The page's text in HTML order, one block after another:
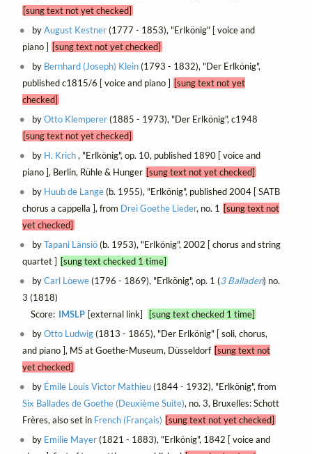
[sung text not yet checked]
byAugust Kestner(1777 - 1853), "Erlkönig" [ voice and
piano ] [sung text not yet checked]
by Bernhard (Joseph) Klein(1793 - 1832), "Der Erlkönig",
published c1815/6 [ voice and piano ] [sung text not yet
checked]
byOtto Klemperer(1885 - 1973), "Der Erlkönig", c1948
[sung text not yet checked]
by H. Krich, "Erlkönig", op. 10, published 1890 [ voice and
piano ], Berlin, Rühle & Hunger [sung text not yet checked]
by Huub de Lange(b. 1955), "Erlkönig", published 2004 [ SATB
chorus a cappella ], from Drei Goethe Lieder, no. 1
[sung text not
yet checked]
byTapani Länsiö(b. 1953), "Erlkönig", 2002 [ chorus and string
quartet ] [sung text checked 1 time]
byCarl Loewe(1796 - 1869), "Erlkönig", op. 1 (3 Balladen) no.
3 (1818)
Score: IMSLP [external link]
[sung text checked 1 time]
byOtto Ludwig(1813 - 1865), "Der Erlkönig" [ soli, chorus,
and piano ], MS at Goethe-Museum, Düsseldorf [sung text not
yet checked]
by Émile Louis Victor Mathieu(1844 - 1932), "Erlkönig", from
Six Ballades de Goethe (Deuxième Suite), no. 3, Bruxelles: Schott
Frères, also set in French (Français) [sung text not yet checked]
by Emilie Mayer(1821 - 1883), "Erlkönig", 1842 [ voice and